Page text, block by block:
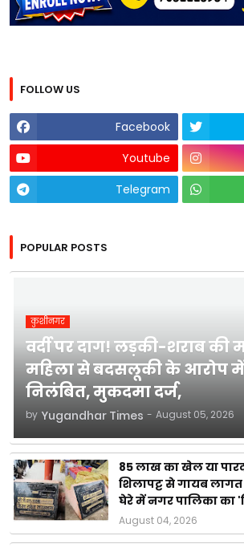
FOLLOW US
Facebook
Youtube
Telegram
POPULAR POSTS
कुशीनगर
वर्दी पर दाग! लड़की-शराब की
महिला से बदसलूकी के आरोप में
निलंबित, मुकदमा दर्ज,
by Yugandhar Times - August 05, 2026
85 लाख का खेल या
शिलापट्ट से गायब
घेरे में नगर पालिका का
August 04, 2026